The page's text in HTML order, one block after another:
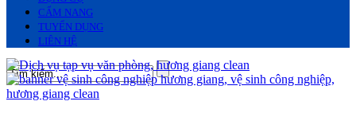
CẨM NANG
TUYỂN DỤNG
LIÊN HỆ